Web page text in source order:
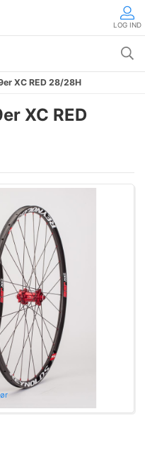
LOG IND
XC RED 28/28H
XC RED